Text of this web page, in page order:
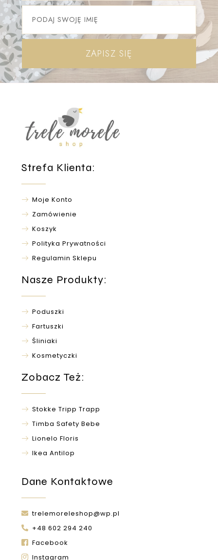
ZAPISZ SIĘ
Strefa Klienta:
Moje Konto
Zamówienie
Koszyk
Polityka Prywatności
Regulamin Sklepu
Nasze Produkty:
Poduszki
Fartuszki
Śliniaki
Kosmetyczki
Zobacz Też:
Stokke Tripp Trapp
Timba Safety Bebe
Lionelo Floris
Ikea Antilop
Dane Kontaktowe
trelemoreleshop@wp.pl
+48 602 294 240
Facebook
Instagram